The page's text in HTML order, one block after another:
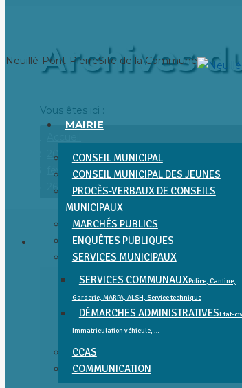
Neuillé-Pont-PierreSite de la Commune
MAIRIE
CONSEIL MUNICIPAL
CONSEIL MUNICIPAL DES JEUNES
PROCÈS-VERBAUX DE CONSEILS
MUNICIPAUX
MARCHÉS PUBLICS
ENQUÊTES PUBLIQUES
SERVICES MUNICIPAUX
SERVICES COMMUNAUXPolice, Cantine,
Garderie, MARPA, ALSH, Service technique
DÉMARCHES ADMINISTRATIVESEtat-
Immatriculation véhicule, …
CCAS
COMMUNICATION
Archives
Vous êtes ici :
2021
février
26